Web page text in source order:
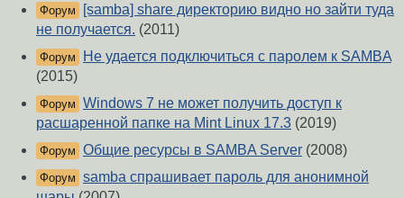
Форум
[samba] share директорию видно но зайти туда
не получается. (2011)
Форум
Не удается подключиться с паролем к SAMBA
(2015)
Форум Windows 7 не может получить доступ к
расшаренной папке на Mint Linux 17.3 (2019)
Форум Общие ресурсы в SAMBA Server (2008)
Форум samba спрашивает пароль для анонимной